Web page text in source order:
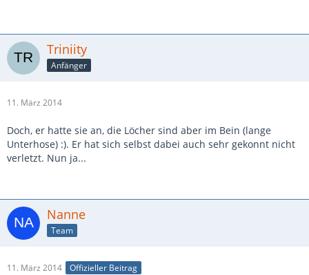
Triniity
Anfänger
11. März 2014
Doch, er hatte sie an, die Löcher sind aber im Bein (lange
Unterhose) :). Er hat sich selbst dabei auch sehr gekonnt nicht
verletzt. Nun ja...
Nanne
Team
11. März 2014 Offizieller Beitrag